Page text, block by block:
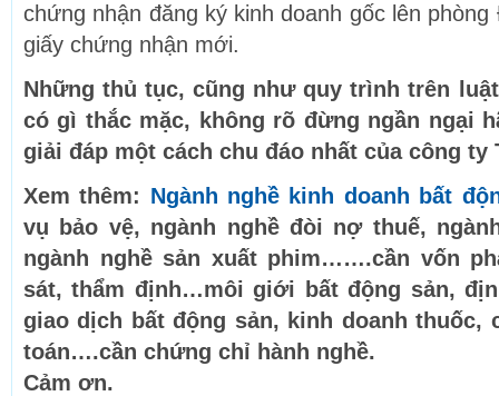
chứng nhận đăng ký kinh doanh gốc lên
giấy chứng nhận mới.
Những thủ tục, cũng như quy trình trên
có gì thắc mặc, không rõ đừng ngần ngại
giải đáp một cách chu đáo nhất của công ty
Xem thêm: Ngành nghề kinh doanh bất
vụ bảo vệ, ngành nghề đòi nợ thuế,
ngành nghề sản xuất phim…….cần vốn
sát, thẩm định…môi giới bất động sản,
giao dịch bất động sản, kinh doanh thuốc,
toán….cần chứng chỉ hành nghề.
Cảm ơn.